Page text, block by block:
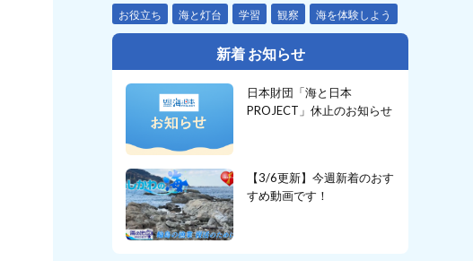
お役立ち
海と灯台 学習 観察 海を体験しよう
新着 お知らせ
日本財団「海と日本
PROJECT」休止のお知らせ
【3/6更新】今週新着のおす
すめ動画です！